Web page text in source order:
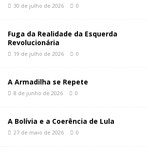
30 de julho de 2026 0
Fuga da Realidade da Esquerda
Revolucionária
19 de julho de 2026 0
A Armadilha se Repete
8 de junho de 2026 0
A Bolívia e a Coerência de Lula
27 de maio de 2026 0